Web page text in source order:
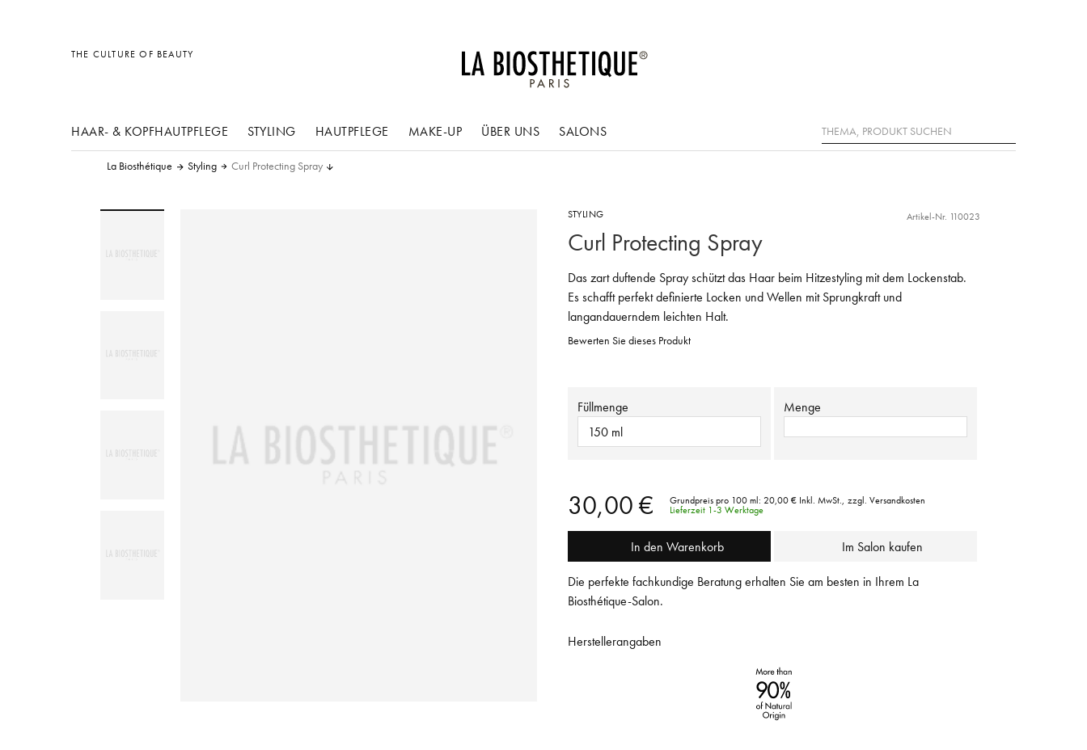
THE CULTURE OF BEAUTY
HAAR- & KOPFHAUTPFLEGE STYLING
Sonstiges
HAUTPFLEGE MAKE-UP ÜBER UNS SALONS Suche
La Biosthétique Styling Curl Protecting Spray
STYLING Artikel-Nr. 110023
Curl Protecting Spray
Das zart duftende Spray schützt das Haar beim Hitzestyling mit dem Lockenstab.
Es schafft perfekt definierte Locken und Wellen mit Sprungkraft und
langandauerndem leichten Halt.
Bewerten Sie dieses Produkt
Füllmenge
150 ml
Menge
30,00 € Grundpreis pro 100 ml: 20,00 € Inkl. MwSt., zzgl. Versandkosten
Lieferzeit 1-3 Werktage
In den Warenkorb Im Salon kaufen
Die perfekte fachkundige Beratung erhalten Sie am besten in Ihrem La
Biosthétique-Salon.
Herstellerangaben